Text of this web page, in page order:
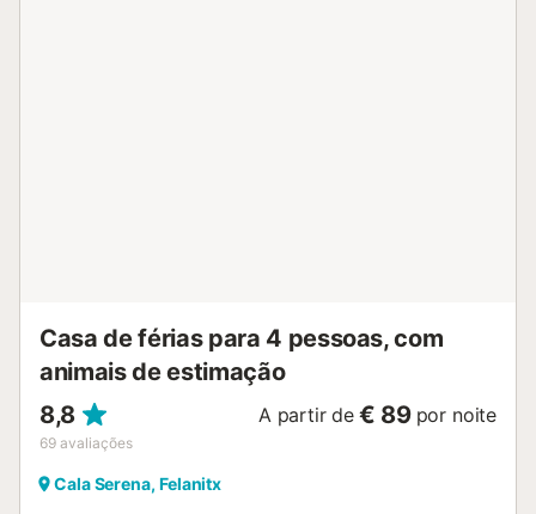
Casa de férias para 4 pessoas, com
animais de estimação
8,8
69 avaliações
A partir de € 89 por noite
Cala Serena, Felanitx